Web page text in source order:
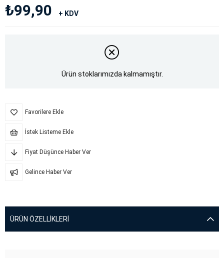
₺99,90 + KDV
Ürün stoklarımızda kalmamıştır.
Favorilere Ekle
İstek Listeme Ekle
Fiyat Düşünce Haber Ver
Gelince Haber Ver
ÜRÜN ÖZELLIKLERI